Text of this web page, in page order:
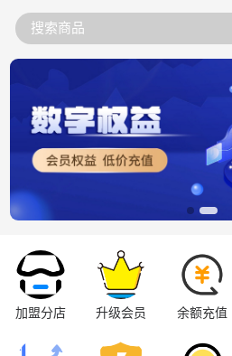
搜索商品
加盟分店 升级会员 余额充值